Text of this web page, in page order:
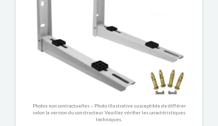
Photos non contractuelles – Photo illustrative susceptible de différer
selon la version du constructeur. Veuillez vérifier les caractéristiques
techniques.